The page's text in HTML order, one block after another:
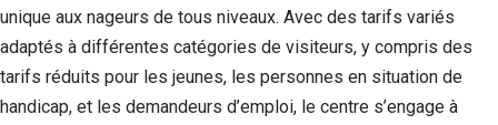
unique aux nageurs de tous niveaux. Avec des tarifs variés
adaptés à différentes catégories de visiteurs, y compris des
tarifs réduits pour les jeunes, les personnes en situation de
handicap, et les demandeurs d’emploi, le centre s’engage à